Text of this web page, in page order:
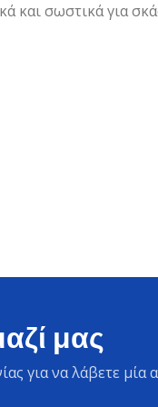
και σωστικά για
μας
για να λάβετε μία